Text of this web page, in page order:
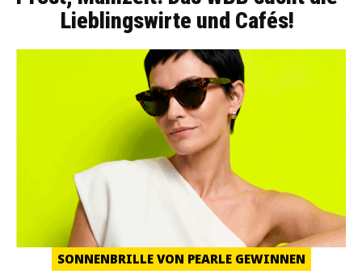
Lieblingswirte und Cafés!
SONNENBRILLE VON PEARLE GEWINNEN